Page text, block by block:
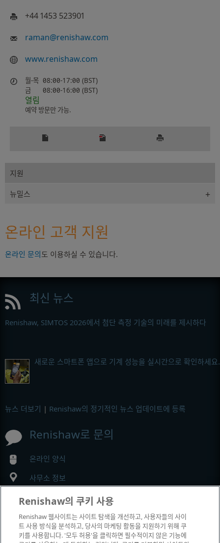
+44 1453 523901
raman@renishaw.com
www.renishaw.com
월-목 08:00-17:00 (BST)
금
08:00-16:00 (BST)
열림
예약 방문만 가능.
지원
뉴밀스
온라인 고객 지원
온라인 문의 도 이용하실 수 있습니다.
최신 뉴스
Renishaw, SIMTOS 2026에서 첨단 측정 기술의 미래를 제시하다
새로운 스마트폰 앱으로 기계 성능을 실시간으로 확인하세요.
뉴스 더보기 | Renishaw의 정기적인 뉴스 업데이트에 등록
Renishaw로 문의
온라인 양식
사무소 정보
MyRenishaw
온라인 구매
Renishaw의 쿠키 사용
Renishaw 웹사이트는 사이트 탐색을 개선하고, 사용자들의 사이
트 사용 방식을 분석하고, 당사의 마케팅 활동을 지원하기 위해 쿠
키를 사용합니다. '모두 허용'을 클릭하면 필수적이지 않은 기능에